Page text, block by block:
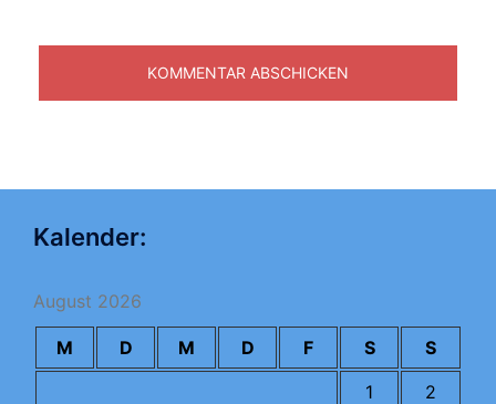
Kalender:
August 2026
M D M D F S
S
1
2